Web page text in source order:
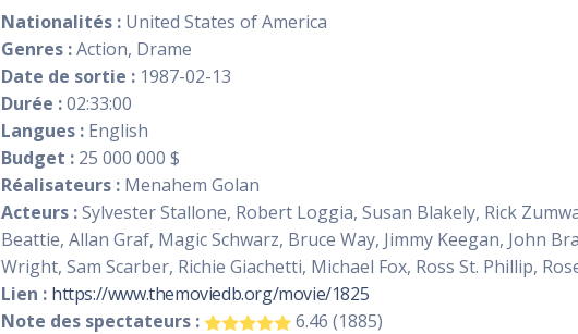
Nationalités : United States of America
Genres :Action, Drame
Date de sortie : 1987-02-13
Durée :02:33:00
Langues : English
Budget : 25 000 000 $
Réalisateurs : Menahem Golan
Acteurs :Sylvester Stallone, Robert Loggia, Susan Blakely, Rick
Beattie, Allan Graf, Magic Schwarz, Bruce Way, Jimmy Keegan, John
Wright, Sam Scarber, Richie Giachetti, Michael Fox, Ross St. Phillip,
Lien : https://www.themoviedb.org/movie/1825
Note des spectateurs :
6.46 (1885)